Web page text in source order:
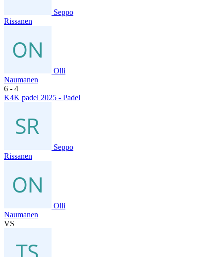
Seppo
Rissanen
Olli
Naumanen
6 - 4
K4K padel 2025 - Padel
Seppo
Rissanen
Olli
Naumanen
VS